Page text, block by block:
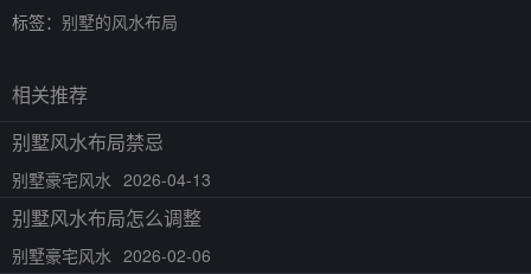
标签： 别墅的风水布局
相关推荐
别墅风水布局禁忌
别墅豪宅风水 2026-04-13
别墅风水布局怎么调整
别墅豪宅风水 2026-02-06